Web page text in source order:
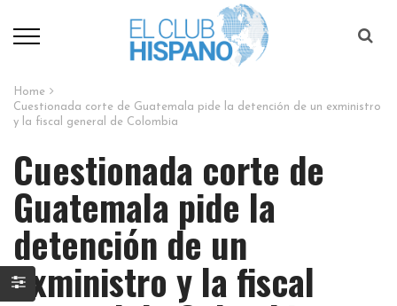
Home
Cuestionada corte de Guatemala pide la detención de un exministro
y la fiscal general de Colombia​
Cuestionada corte de
Guatemala pide la
detención de un
exministro y la fiscal